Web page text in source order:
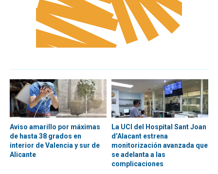
Aviso amarillo por máximas
de hasta 38 grados en
interior de Valencia y sur de
Alicante
La UCI del Hospital Sant Joan
d’Alacant estrena
monitorización avanzada que
se adelanta a las
complicaciones